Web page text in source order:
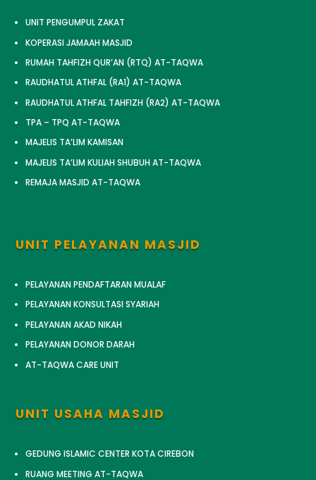
UNIT PENGUMPUL ZAKAT
KOPERASI JAMAAH MASJID
RUMAH TAHFIZH QUR’AN (RTQ) AT-TAQWA
RAUDHATUL ATHFAL (RA1) AT-TAQWA
RAUDHATUL ATHFAL TAHFIZH (RA2) AT-TAQWA
TPA – TPQ AT-TAQWA
MAJELIS TA’LIM KAMISAN
MAJELIS TA’LIM KULIAH SHUBUH AT-TAQWA
REMAJA MASJID AT-TAQWA
UNIT PELAYANAN MASJID
PELAYANAN PENDAFTARAN MUALAF
PELAYANAN KONSULTASI SYARIAH
PELAYANAN AKAD NIKAH
PELAYANAN DONOR DARAH
AT-TAQWA CARE UNIT
UNIT USAHA MASJID
GEDUNG ISLAMIC CENTER KOTA CIREBON
RUANG MEETING AT-TAQWA